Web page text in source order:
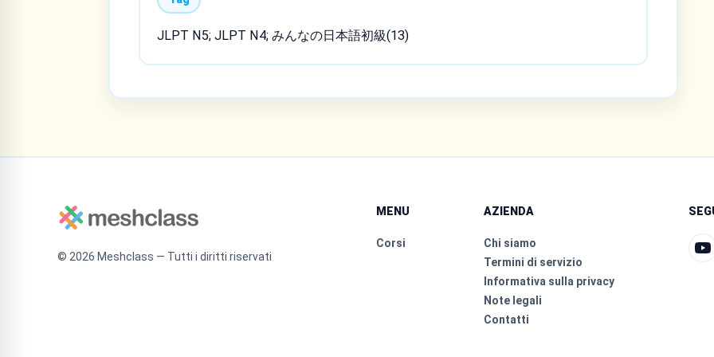
JLPT N5; JLPT N4; みんなの日本語初級(13)
© 2026 Meshclass — Tutti i diritti riservati
MENU
Corsi
AZIENDA
Chi siamo
Termini di servizio
Informativa sulla privacy
Note legali
Contatti